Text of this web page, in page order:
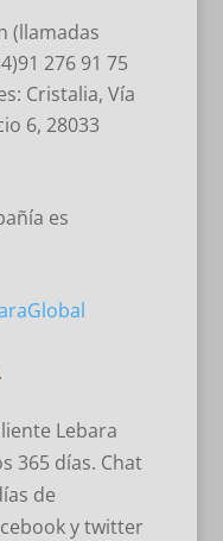
(llamadas
276 91 75
Cristalia, Vía
6, 28033
es
.
Lebara
365 días. Chat
de
y twitter